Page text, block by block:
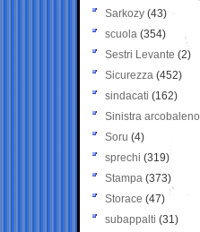
Sarkozy (43)
scuola (354)
Sestri Levante (2)
Sicurezza (452)
sindacati (162)
Sinistra arcobaleno
Soru (4)
sprechi (319)
Stampa (373)
Storace (47)
subappalti (31)